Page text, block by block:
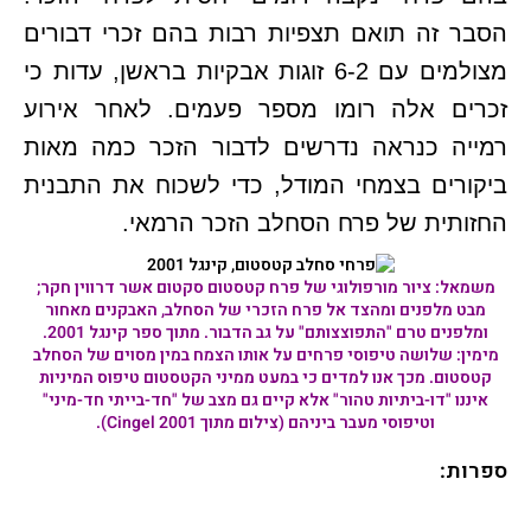
הסבר זה תואם תצפיות רבות בהם זכרי דבורים
מצולמים עם 6-2 זוגות אבקיות בראשן, עדות כי
זכרים אלה רומו מספר פעמים. לאחר אירוע
רמייה כנראה נדרשים לדבור הזכר כמה מאות
ביקורים בצמחי המודל, כדי לשכוח את התבנית
החזותית של פרח הסחלב הזכר הרמאי.
משמאל: ציור מורפולוגי של פרח קטסטום סקטום אשר דרווין חקר;
מבט מלפנים ומהצד אל פרח הזכרי של הסחלב, האבקנים מאחור
ומלפנים טרם "התפוצצותם" על גב הדבור. מתוך ספר קינגל 2001.
מימין: שלושה טיפוסי פרחים על אותו הצמח במין מסוים של הסחלב
קטסטום. מכך אנו למדים כי במעט ממיני הקטסטום טיפוס המיניות
איננו "דו-ביתיות טהור" אלא קיים גם מצב של "חד-בייתי חד-מיני"
וטיפוסי מעבר ביניהם (צילום מתוך Cingel 2001).
ספרות: